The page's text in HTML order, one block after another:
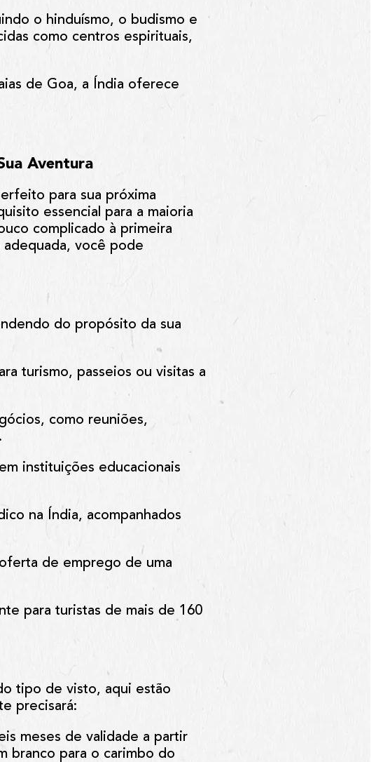
o hinduísmo, o budismo e
como centros espirituais,
de Goa, a Índia oferece
Aventura
para sua próxima
essencial para a maioria
complicado à primeira
você pode
do propósito da sua
turismo, passeios ou visitas a
como reuniões,
instituições educacionais
na Índia, acompanhados
de emprego de uma
para turistas de mais de 160
tipo de visto, aqui estão
precisará:
meses de validade a partir
branco para o carimbo do